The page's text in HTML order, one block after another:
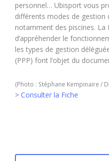
personnel… Ubisport vous
différents modes de
notamment des piscines. La
d’appréhender le
les types de gestion
(PPP) font l’objet du
(Photo : Stéphane Kempinaire /
> Consulter la Fiche